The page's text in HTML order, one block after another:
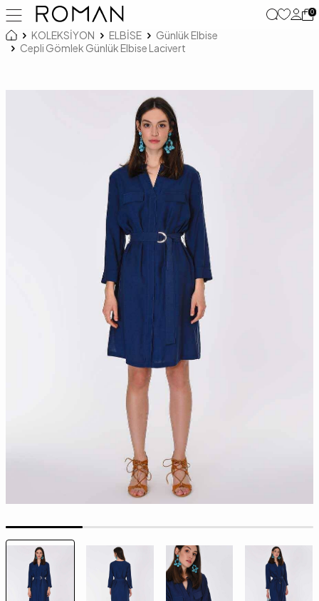
0
KOLEKSİYON ELBİSE
Günlük Elbise
Cepli Gömlek Günlük Elbise Lacivert